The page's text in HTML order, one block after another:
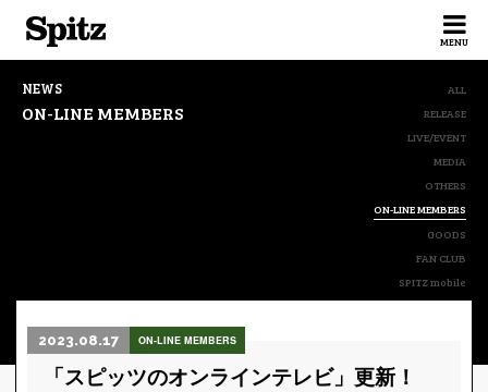
MENU
NEWS
ON-LINE MEMBERS
ALL
RELEASE
LIVE/EVENT
MEDIA
OTHERS
ON-LINE MEMBERS
GOODS
FAN CLUB
SPITZ mobile
2023.08.17 ON-LINE MEMBERS
「スピッツのオンラインテレビ」更新！